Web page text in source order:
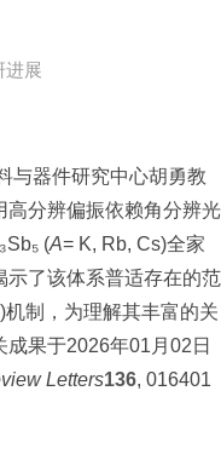
进展
与器件研究中心胡勇教
高分辨偏振依赖角分辨光
(A= K, Rb, Cs)全家
示了该体系普适存在的范
制，为理解其丰富的关
果于2026年01月02日
Letters136, 016401